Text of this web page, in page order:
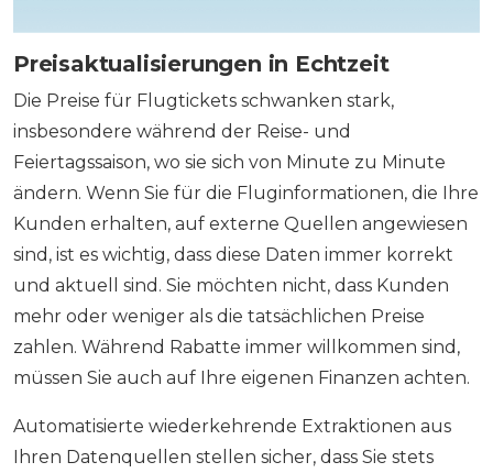
Preisaktualisierungen in Echtzeit
Die Preise für Flugtickets schwanken stark,
insbesondere während der Reise- und
Feiertagssaison, wo sie sich von Minute zu Minute
ändern. Wenn Sie für die Fluginformationen, die Ihre
Kunden erhalten, auf externe Quellen angewiesen
sind, ist es wichtig, dass diese Daten immer korrekt
und aktuell sind. Sie möchten nicht, dass Kunden
mehr oder weniger als die tatsächlichen Preise
zahlen. Während Rabatte immer willkommen sind,
müssen Sie auch auf Ihre eigenen Finanzen achten.
Automatisierte wiederkehrende Extraktionen aus
Ihren Datenquellen stellen sicher, dass Sie stets